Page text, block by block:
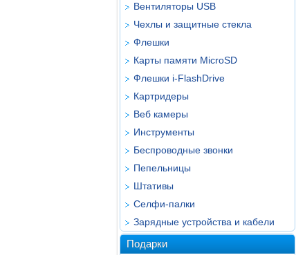
Вентиляторы USB
Чехлы и защитные стекла
Флешки
Карты памяти MicroSD
Флешки i-FlashDrive
Картридеры
Веб камеры
Инструменты
Беспроводные звонки
Пепельницы
Штативы
Селфи-палки
Зарядные устройства и кабели
Подарки